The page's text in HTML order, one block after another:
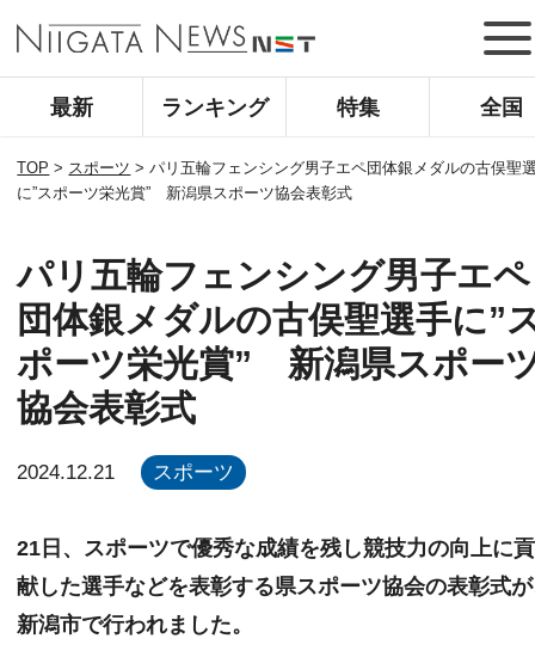
最新 ランキング 特集 全国
TOP > スポーツ >パリ五輪フェンシング男子エペ団体銀メダルの古俣聖
に”スポーツ栄光賞” 新潟県スポーツ協会表彰式
パリ五輪フェンシング男子エペ
団体銀メダルの古俣聖選手に”
ポーツ栄光賞” 新潟県スポー
協会表彰式
2024.12.21 スポーツ
21日、スポーツで優秀な成績を残し競技力の向上に貢
献した選手などを表彰する県スポーツ協会の表彰式
新潟市で行われました。